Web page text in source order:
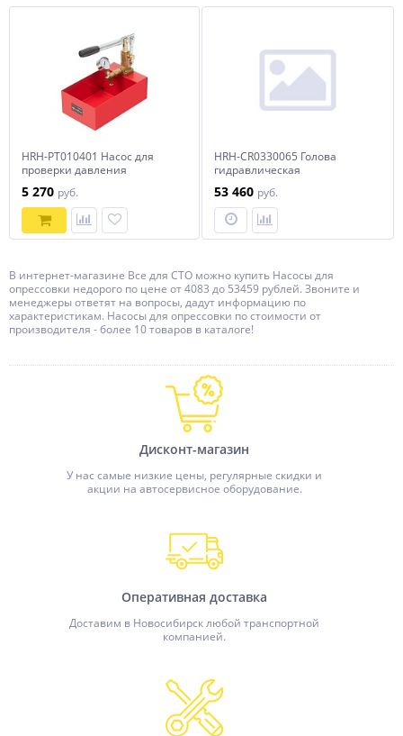
HRH-PT010401 Насос для
проверки давления
5 270 руб.
HRH-CR0330065 Голова
гидравлическая
опрессовка, перфорация), 6,5
т
53 460 руб.
В интернет-магазине Все для СТО можно купить Насосы для
опрессовки недорого по цене от 4083 до 53459 рублей. Звоните и
менеджеры ответят на вопросы, дадут информацию по
характеристикам. Насосы для опрессовки по стоимости от
производителя - более 10 товаров в каталоге!
Дисконт-магазин
У нас самые низкие цены, регулярные скидки и
акции на автосервисное оборудование.
Оперативная доставка
Доставим в Новосибирск любой транспортной
компанией.